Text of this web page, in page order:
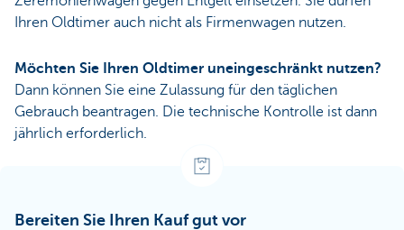
Ihren Oldtimer auch nicht als Firmenwagen nutzen.
Möchten Sie Ihren Oldtimer uneingeschränkt nutzen?
Dann können Sie eine Zulassung für den täglichen
Gebrauch beantragen. Die technische Kontrolle ist dann
jährlich erforderlich.
Bereiten Sie Ihren Kauf gut vor